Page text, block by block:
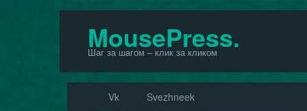
MousePress.
Шаг за шагом – клик за кликом
Vk Svezhneek